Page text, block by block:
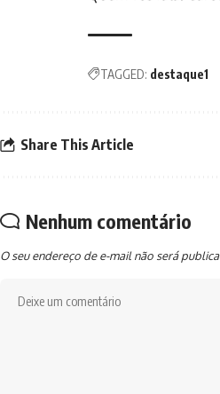
TAGGED: destaque1
Share This Article
Nenhum comentário
O seu endereço de e-mail não será